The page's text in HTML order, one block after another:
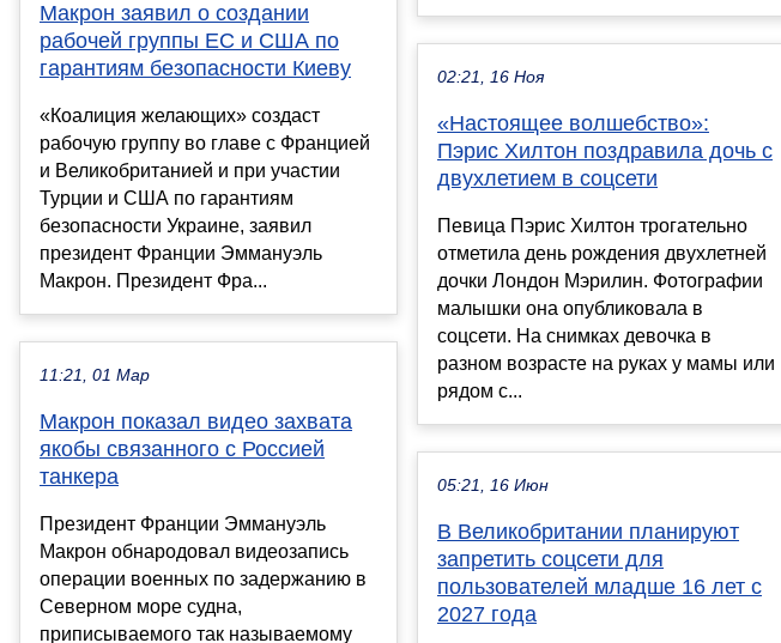
Макрон заявил о создании
рабочей группы ЕС и США по
гарантиям безопасности Киеву
«Коалиция желающих» создаст
рабочую группу во главе с Францией
и Великобританией и при участии
Турции и США по гарантиям
безопасности Украине, заявил
президент Франции Эммануэль
Макрон. Президент Фра...
11:21, 01 Мар
Макрон показал видео захвата
якобы связанного с Россией
танкера
Президент Франции Эммануэль
Макрон обнародовал видеозапись
операции военных по задержанию в
Северном море судна,
приписываемого так называемому
02:21, 16 Ноя
«Настоящее волшебство»:
Пэрис Хилтон поздравила дочь с
двухлетием в соцсети
Певица Пэрис Хилтон трогательно
отметила день рождения двухлетней
дочки Лондон Мэрилин. Фотографии
малышки она опубликовала в
соцсети. На снимках девочка в
разном возрасте на руках у мамы или
рядом с...
05:21, 16 Июн
В Великобритании планируют
запретить соцсети для
пользователей младше 16 лет с
2027 года